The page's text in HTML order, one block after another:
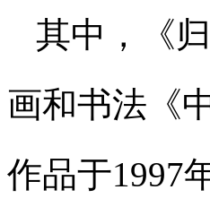
其中，《
画和书法《
作品于1997